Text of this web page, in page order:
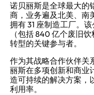
诺贝丽斯是全球最大的
商，业务遍及北美、南
拥有 31 座制造工厂。
（包括 840 亿个废旧
转型的关键参与者。
作为其战略合作伙伴关
丽斯在多项创新和商业
造可持续的解决方案，
利用率。